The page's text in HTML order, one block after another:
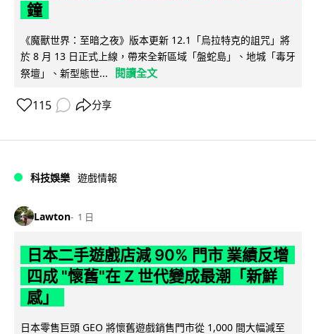
鐘
《魔獸世界：至暗之夜》版本更新 12.1「烏拉特克的詛咒」將
於 8 月 13 日正式上線，帶來全新區域「盤蛇島」、地城「毒牙
祭壇」、新型態世...
閱讀全文
115 分享
科技娛樂 遊戲情報
Lawton 1 日
日本二手遊戲店減 90% 門市 業績反增
四成 "懷舊"在 Z 世代變成最潮「新鮮
感」
日本零售巨頭 GEO 將懷舊遊戲銷售門市從 1,000 間大幅減至